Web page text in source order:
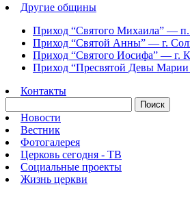
Другие общины
Приход “Святого Михаила” —
Приход “Святой Анны” — г.
Приход “Святого Иосифа” — г.
Приход “Пресвятой Девы
Контакты
Новости
Вестник
Фотогалерея
Церковь сегодня - ТВ
Социальные проекты
Жизнь церкви